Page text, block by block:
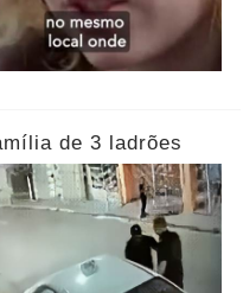
de 3 ladrões